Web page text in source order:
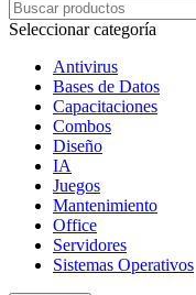
Seleccionar categoría
Antivirus
Bases de Datos
Capacitaciones
Combos
Diseño
IA
Juegos
Mantenimiento
Office
Servidores
Sistemas Operativos